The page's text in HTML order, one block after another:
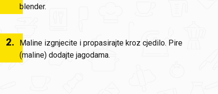
blender.
2.
Maline izgnjecite i propasirajte kroz cjedilo. Pire
(maline) dodajte jagodama.